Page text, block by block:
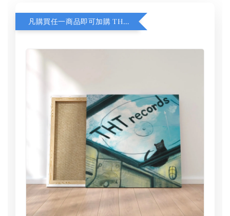
凡購買任一商品即可加購 THT 九週年 同一片天空 無框畫 30 x 30 cm 附掛勾 (黑膠封面大小）